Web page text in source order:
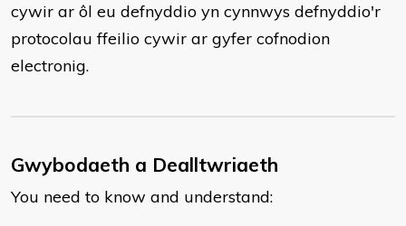
cywir ar ôl eu defnyddio yn cynnwys defnyddio'r
protocolau ffeilio cywir ar gyfer cofnodion
electronig.
Gwybodaeth a Dealltwriaeth
You need to know and understand: